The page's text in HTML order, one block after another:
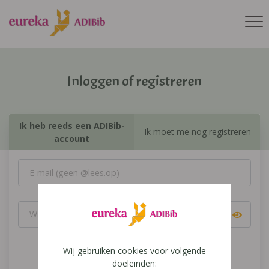
Inloggen of registreren
Ik heb reeds een ADIBib-
account
Ik moet me nog registreren
Inloggen
Wij gebruiken cookies voor volgende
doeleinden: